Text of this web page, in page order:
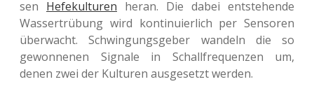
sen Hefe­kul­tu­ren heran. Die dabei ent­ste­hen­de
Was­ser­trü­bung wird kon­ti­nu­ier­lich per Sen­so­ren
über­wacht. Schwin­gungs­ge­ber wan­deln die so
gewon­ne­nen Signa­le in Schall­fre­quen­zen um,
denen zwei der Kul­tu­ren aus­ge­setzt werden.